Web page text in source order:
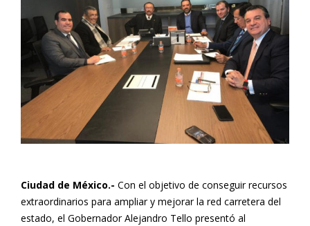
Ciudad de México.- Con el objetivo de conseguir recursos
extraordinarios para ampliar y mejorar la red carretera del
estado, el Gobernador Alejandro Tello presentó al